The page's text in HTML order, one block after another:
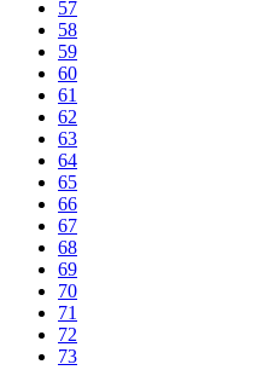
57
58
59
60
61
62
63
64
65
66
67
68
69
70
71
72
73